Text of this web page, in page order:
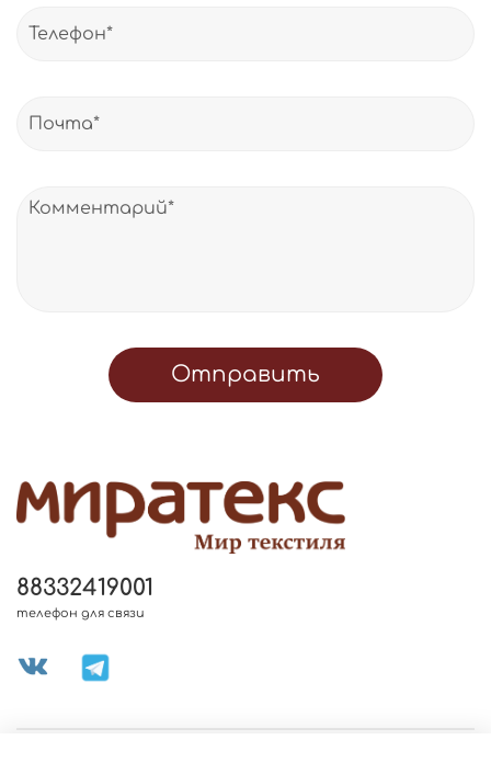
Отправить
88332419001
телефон для связи